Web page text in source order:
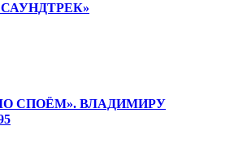
СПОЁМ». ВЛАДИМИРУ